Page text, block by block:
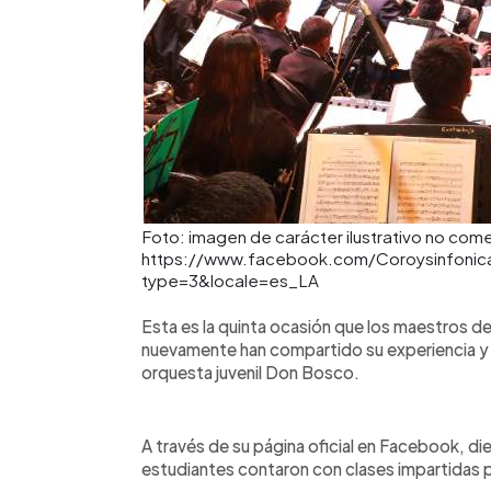
Foto: imagen de carácter ilustrativo no
https://www.facebook.com/
type=3&locale=es_LA
Esta es la quinta ocasión que los maestros
nuevamente han compartido su experiencia
orquesta juvenil Don Bosco.
A través de su página oficial en Facebook,
estudiantes contaron con clases impartidas